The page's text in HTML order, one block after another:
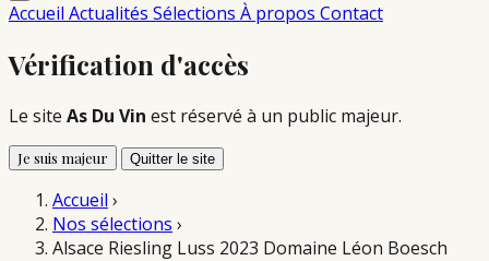
Accueil Actualités Sélections À propos Contact
Vérification d'accès
Le site As Du Vin est réservé à un public majeur.
Je suis majeur Quitter le site
Accueil ›
Nos sélections ›
Alsace Riesling Luss 2023 Domaine Léon Boesch